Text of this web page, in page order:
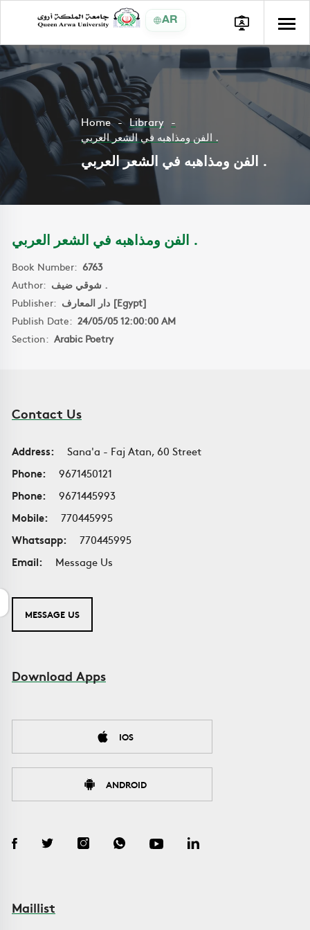
AR
Home
Library
الفن ومذاهبه في الشعر العربي .
الفن ومذاهبه في الشعر العربي .
الفن ومذاهبه في الشعر العربي .
Book Number: 6763
Author:
شوقي ضيف .
Publisher:
دار المعارف [Egypt]
Publish Date: 24/05/05 12:00:00 AM
Section: Arabic Poetry
Contact Us
Address:
Sana'a - Faj Atan, 60 Street
Phone:
9671450121
Phone:
9671445993
Mobile:
770445995
Whatsapp:
770445995
Email:
Message Us
MESSAGE US
Download Apps
IOS
ANDROID
Maillist